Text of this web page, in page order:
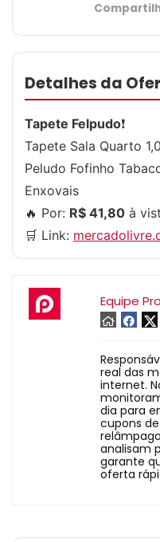
Detalhes da
Tapete Felpudo❗
Tapete Sala Quarto
Peludo Fofinho
Enxovais
🔥 Por: R$ 41,80 à
🛒 Link:
Equipe
real das
internet.
dia para
cupons
analisam
garante
oferta